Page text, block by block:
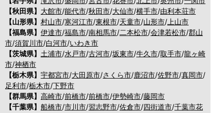
【秋田県】 大館市/能代市/秋田市/大仙市/横手市/由利本荘市
【山形県】 村山市/寒河江市/東根市/天童市/山形市/ 上山市
【福島県】 伊達市/福島市/南相馬市/二本松市/会津若松市/郡山
市/須賀川市/白河市/いわき市
【茨城県】 土浦市/水戸市/古河市/坂東市/牛久市/取手市/龍ヶ崎
市/神栖市
【栃木県】 宇都宮市/大田原市/さくら市/鹿沼市/佐野市/真岡市/
足利市/栃木市/下野市
【群馬県】 高崎市/前橋市/前橋市/伊勢崎市/藤岡市
【千葉県】 船橋市/市川市/習志野市/佐倉市/四街道市/千葉市花